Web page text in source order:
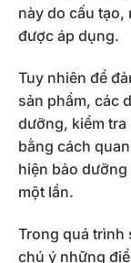
này do cấu
được áp dụng.
Tuy nhiên để
sản phẩm, các
dưỡng, kiểm tra
bằng cách
hiện bảo dưỡng
một lần.
Trong quá trình
chú ý những